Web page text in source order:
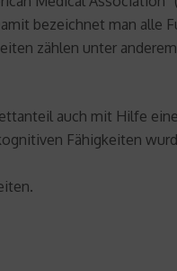
bezeichnet man alle
zählen unter
auch mit Hilfe
Fähigkeiten